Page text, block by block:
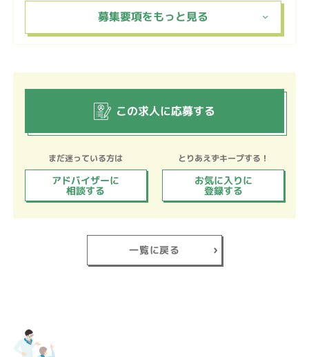
この求人に応募する
まだ迷っている方は
アドバイザーに
相談する
とりあえずキープする！
お気に入りに
登録する
一覧に戻る